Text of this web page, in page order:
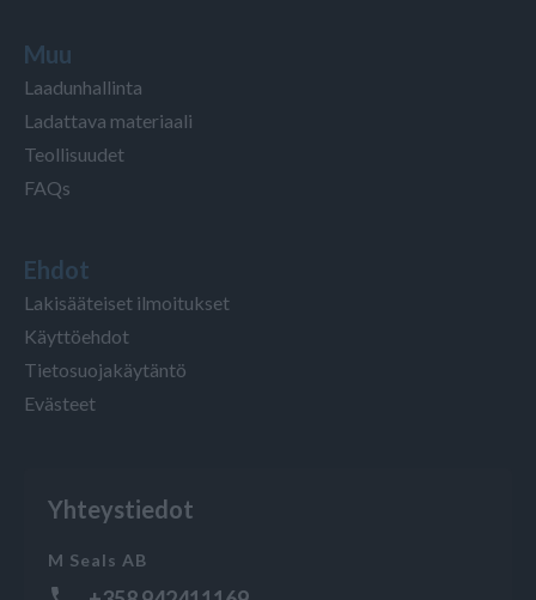
Muu
Laadunhallinta
Ladattava materiaali
Teollisuudet
FAQs
Ehdot
Lakisääteiset ilmoitukset
Käyttöehdot
Tietosuojakäytäntö
Evästeet
Yhteystiedot
M Seals AB